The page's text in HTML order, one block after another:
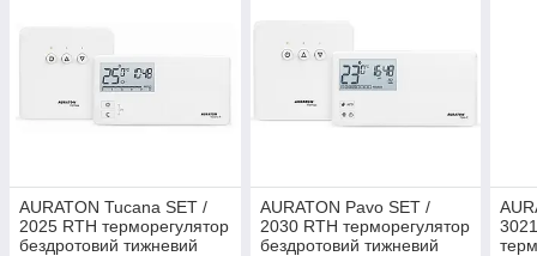
AURATON Tucana SET /
2025 RTH терморегулятор
бездротовий тижневий
AURATON Pavo SET /
2030 RTH терморегулятор
бездротовий тижневий